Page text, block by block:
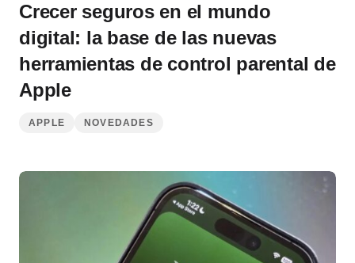
Crecer seguros en el mundo
digital: la base de las nuevas
herramientas de control parental de
Apple
APPLE NOVEDADES